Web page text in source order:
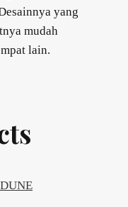
yang
mudah
lain.